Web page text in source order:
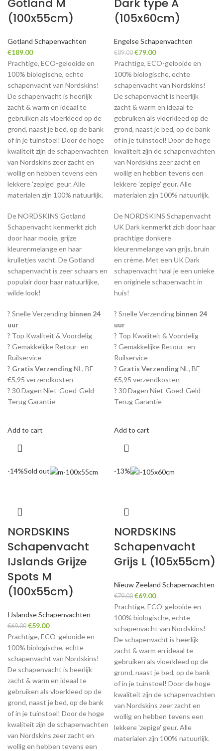
Gotland M
(100x55cm)
Gotland Schapenvachten
€189.00
Prachtige, ECO-gelooide en
100% biologische, echte
schapenvacht van Nordskins!
De schapenvacht is heerlijk
zacht & warm en ideaal te
gebruiken als vloerkleed op de
grond, naast je bed, op de bank
of in je tuinstoel! Door de hoge
kwaliteit zijn de schapenvachten
van Nordskins zeer zacht en
wollig en hebben tevens een
lekkere 'zepige' geur. Alle
materialen zijn 100% natuurlijk.
De NORDSKINS Gotland
Schapenvacht kenmerkt zich
door haar mooie, grijze
kleurenmelange en haar
krulletjes vacht. De Gotland
schapenvacht is zeer schaars en
populair door haar natuurlijke,
wilde look!
? Snelle Verzending binnen 24
uur
? Top Kwaliteit & Voordelig
? Gemakkelijke Retour- en
Ruilservice
? Gratis VerzendingNL, BE
€5,95 verzendkosten
? 30 Dagen Niet-Goed-Geld-
Terug Garantie
Add to cart
Dark type A
(105x60cm)
Engelse Schapenvachten
€89.00 Original
price
was:
€89.00.
€79.00Current
price
is:
€79.00.
Prachtige, ECO-gelooide en
100% biologische, echte
schapenvacht van Nordskins!
De schapenvacht is heerlijk
zacht & warm en ideaal te
gebruiken als vloerkleed op de
grond, naast je bed, op de bank
of in je tuinstoel! Door de hoge
kwaliteit zijn de schapenvachten
van Nordskins zeer zacht en
wollig en hebben tevens een
lekkere 'zepige' geur. Alle
materialen zijn 100% natuurlijk.
De NORDSKINS Schapenvacht
UK Dark kenmerkt zich door haar
prachtige donkere
kleurenmelange van grijs, bruin
en crème. Met een UK Dark
schapenvacht haal je een unieke
en originele schapenvacht in
huis!
? Snelle Verzending binnen 24
uur
? Top Kwaliteit & Voordelig
? Gemakkelijke Retour- en
Ruilservice
? Gratis VerzendingNL, BE
€5,95 verzendkosten
? 30 Dagen Niet-Goed-Geld-
Terug Garantie
Add to cart
-14%Sold out
NORDSKINS
Schapenvacht
IJslands Grijze
Spots M
(100x55cm)
IJslandse Schapenvachten
€69.00 Original
price
was:
€69.00.
€59.00Current
price
is:
€59.00.
Prachtige, ECO-gelooide en
100% biologische, echte
schapenvacht van Nordskins!
De schapenvacht is heerlijk
zacht & warm en ideaal te
gebruiken als vloerkleed op de
grond, naast je bed, op de bank
of in je tuinstoel! Door de hoge
kwaliteit zijn de schapenvachten
van Nordskins zeer zacht en
wollig en hebben tevens een
-13%
NORDSKINS
Schapenvacht
Grijs L (105x55cm)
Nieuw Zeeland Schapenvachten
€79.00 Original
price
was:
€79.00.
€69.00Current
price
is:
€69.00.
Prachtige, ECO-gelooide en
100% biologische, echte
schapenvacht van Nordskins!
De schapenvacht is heerlijk
zacht & warm en ideaal te
gebruiken als vloerkleed op de
grond, naast je bed, op de bank
of in je tuinstoel! Door de hoge
kwaliteit zijn de schapenvachten
van Nordskins zeer zacht en
wollig en hebben tevens een
lekkere 'zepige' geur. Alle
materialen zijn 100% natuurlijk.